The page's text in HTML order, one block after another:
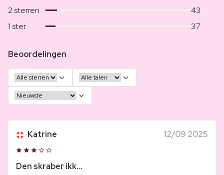
2 sterren
43
1 ster
37
Beoordelingen
Katrine 12/09 2025
Den skraber ikk...